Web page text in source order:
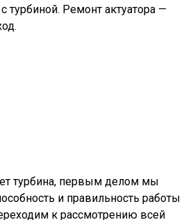
турбиной. Ремонт актуатора —
турбина, первым делом мы
и правильность работы
к рассмотрению всей